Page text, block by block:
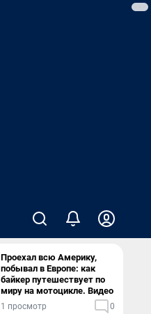
Проехал всю Америку,
побывал в Европе: как
байкер путешествует по
миру на мотоцикле. Видео
1 просмотр 0